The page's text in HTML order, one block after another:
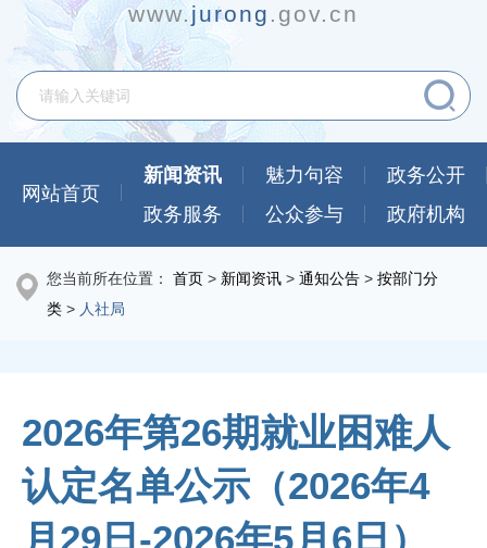
www.jurong .gov.cn
网站首页
新闻资讯 魅力句容
政务公开
政务服务
公众参与 政府机构
您当前所在位置： 首页 > 新闻资讯 > 通知公告 > 按部门分
类 > 人社局
2026年第26期就业困难人
认定名单公示（2026年4
月29日-2026年5月6日）